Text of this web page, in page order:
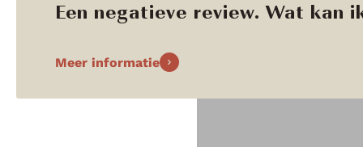
Een negatieve review. Wat kan
Meer informatie